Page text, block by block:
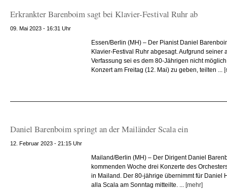
Erkrankter Barenboim sagt bei Klavier-Festival Ruhr ab
09. Mai 2023 - 16:31 Uhr
Essen/Berlin (MH) – Der Pianist Daniel
Klavier-Festival Ruhr abgesagt. Aufgrund seiner
Verfassung sei es dem 80-Jährigen nicht
Konzert am Freitag (12. Mai) zu geben, teilten ...
Daniel Barenboim springt an der Mailänder Scala ein
12. Februar 2023 - 21:15 Uhr
Mailand/Berlin (MH) – Der Dirigent Daniel
kommenden Woche drei Konzerte des
in Mailand. Der 80-jährige übernimmt für Daniel
alla Scala am Sonntag mitteilte. ... [mehr]